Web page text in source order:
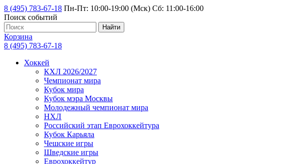
8 (495) 783-67-18 Пн-Пт: 10:00-19:00 (Мск) Сб: 11:00-16:00
Поиск событий
Найти
Корзина
8 (495) 783-67-18
Хоккей
КХЛ 2026/2027
Чемпионат мира
Кубок мира
Кубок мэра Москвы
Молодежный чемпионат мира
НХЛ
Российский этап Еврохоккейтура
Кубок Карьяла
Чешские игры
Шведские игры
Еврохоккейтур